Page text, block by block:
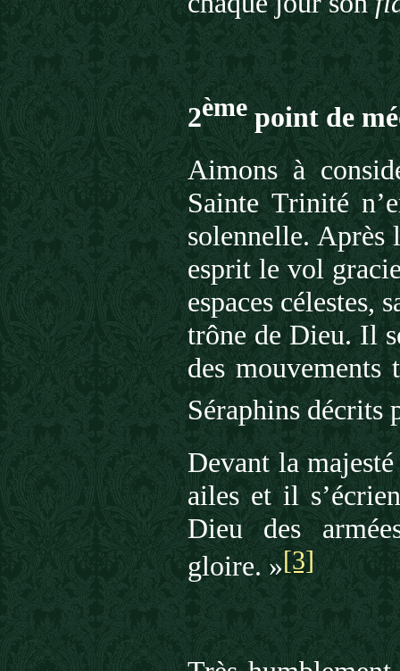
2ème point de
Aimons à
Sainte Trinité
solennelle. Après
esprit le vol
espaces célestes,
trône de Dieu. Il
des mouvements
Séraphins décrits
Devant la
ailes et il
Dieu des
gloire. »[3]